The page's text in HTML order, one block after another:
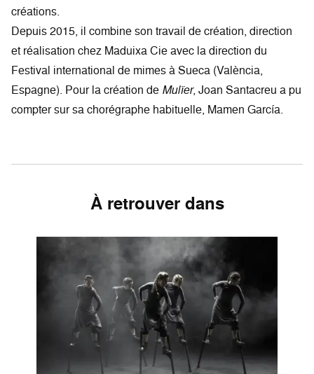
créations.
Depuis 2015, il combine son travail de création, direction
et réalisation chez Maduixa Cie avec la direction du
Festival international de mimes à Sueca (València,
Espagne). Pour la création de Mulïer, Joan Santacreu a pu
compter sur sa chorégraphe habituelle, Mamen García.
À retrouver dans